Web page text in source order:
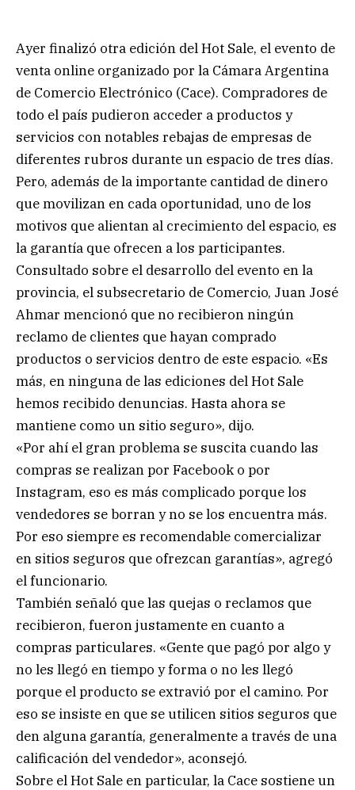
Ayer finalizó otra edición del Hot Sale, el evento de
venta online organizado por la Cámara Argentina
de Comercio Electrónico (Cace). Compradores de
todo el país pudieron acceder a productos y
servicios con notables rebajas de empresas de
diferentes rubros durante un espacio de tres días.
Pero, además de la importante cantidad de dinero
que movilizan en cada oportunidad, uno de los
motivos que alientan al crecimiento del espacio, es
la garantía que ofrecen a los participantes.
Consultado sobre el desarrollo del evento en la
provincia, el subsecretario de Comercio, Juan José
Ahmar mencionó que no recibieron ningún
reclamo de clientes que hayan comprado
productos o servicios dentro de este espacio. «Es
más, en ninguna de las ediciones del Hot Sale
hemos recibido denuncias. Hasta ahora se
mantiene como un sitio seguro», dijo.
«Por ahí el gran problema se suscita cuando las
compras se realizan por Facebook o por
Instagram, eso es más complicado porque los
vendedores se borran y no se los encuentra más.
Por eso siempre es recomendable comercializar
en sitios seguros que ofrezcan garantías», agregó
el funcionario.
También señaló que las quejas o reclamos que
recibieron, fueron justamente en cuanto a
compras particulares. «Gente que pagó por algo y
no les llegó en tiempo y forma o no les llegó
porque el producto se extravió por el camino. Por
eso se insiste en que se utilicen sitios seguros que
den alguna garantía, generalmente a través de una
calificación del vendedor», aconsejó.
Sobre el Hot Sale en particular, la Cace sostiene un